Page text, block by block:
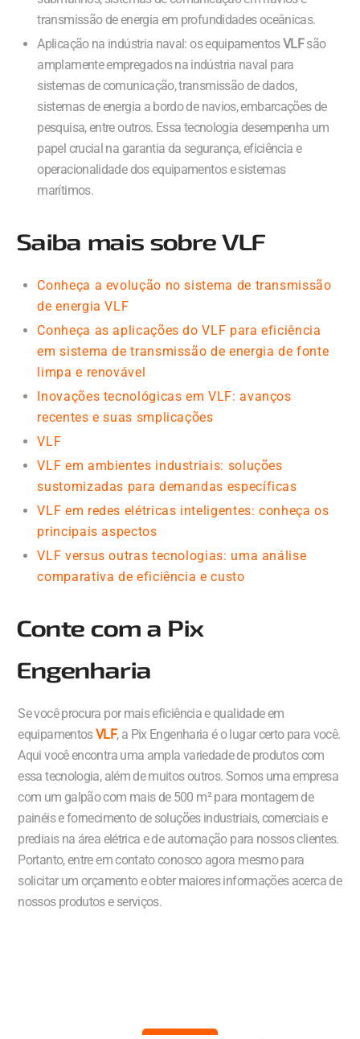
transmissão de energia em profundidades oceânicas.
Aplicação na indústria naval: os equipamentosVLFsão
amplamente empregados na indústria naval para
sistemas de comunicação, transmissão de dados,
sistemas de energia a bordo de navios, embarcações de
pesquisa, entre outros. Essa tecnologia desempenha um
papel crucial na garantia da segurança, eficiência e
operacionalidade dos equipamentos e sistemas
marítimos.
Saiba mais sobre VLF
Conheça a evolução no sistema de transmissão
de energia VLF
Conheça as aplicações do VLF para eficiência
em sistema de transmissão de energia de fonte
limpa e renovável
Inovações tecnológicas em VLF: avanços
recentes e suas smplicações
VLF
VLF em ambientes industriais: soluções
sustomizadas para demandas específicas
VLF em redes elétricas inteligentes: conheça os
principais aspectos
VLF versus outras tecnologias: uma análise
comparativa de eficiência e custo
Conte com a Pix
Engenharia
Se você procura por mais eficiência e qualidade em
equipamentosVLF, a Pix Engenharia é o lugar certo para você.
Aqui você encontra uma ampla variedade de produtos com
essa tecnologia, além de muitos outros. Somos uma empresa
com um galpão com mais de 500 m² para montagem de
painéis e fornecimento de soluções industriais, comerciais e
prediais na área elétrica e de automação para nossos clientes.
Portanto, entre em contato conosco agora mesmo para
solicitar um orçamento e obter maiores informações acerca de
nossos produtos e serviços.